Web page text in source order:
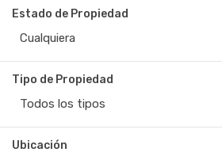
Estado de Propiedad
Cualquiera
Tipo de Propiedad
Todos los tipos
Ubicación